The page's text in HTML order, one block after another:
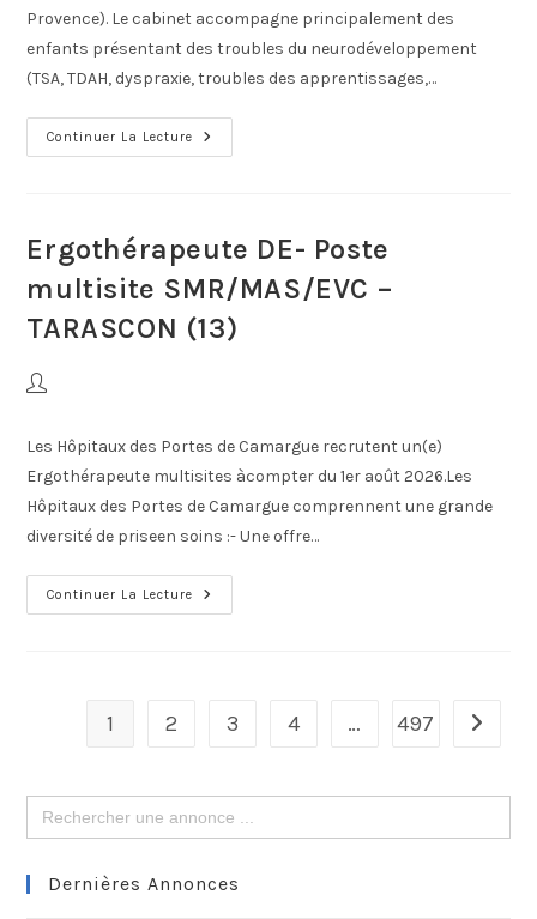
Provence). Le cabinet accompagne principalement des
enfants présentant des troubles du neurodéveloppement
(TSA, TDAH, dyspraxie, troubles des apprentissages,…
Continuer La Lecture
Ergothérapeute DE- Poste
multisite SMR/MAS/EVC –
TARASCON (13)
Les Hôpitaux des Portes de Camargue recrutent un(e)
Ergothérapeute multisites àcompter du 1er août 2026.Les
Hôpitaux des Portes de Camargue comprennent une grande
diversité de priseen soins :- Une offre…
Continuer La Lecture
1 2 3 4 … 497
Search
for:
Dernières Annonces